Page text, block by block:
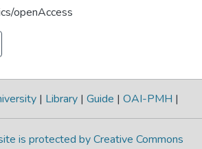
openAccess
| Library | Guide | OAI-PMH |
is protected by Creative Commons